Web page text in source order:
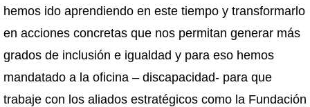
hemos ido aprendiendo en este tiempo y transformarlo
en acciones concretas que nos permitan generar más
grados de inclusión e igualdad y para eso hemos
mandatado a la oficina – discapacidad- para que
trabaje con los aliados estratégicos como la Fundación